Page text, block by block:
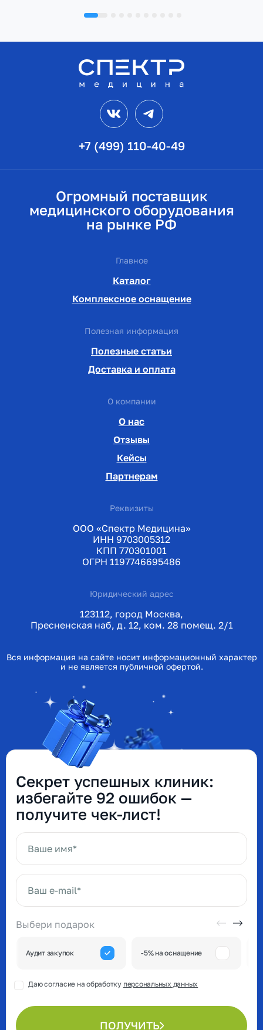
+7 (499) 110-40-49
VK
Огромный поставщик
медицинского оборудования
на рынке РФ
Главное
Каталог
Комплексное оснащение
Полезная информация
Полезные статьи
Доставка и оплата
О компании
О нас
Отзывы
Кейсы
Партнерам
Реквизиты
ООО «Спектр Медицина»
ИНН 9703005312
КПП 770301001
ОГРН 1197746695486
Юридический адрес
123112, город Москва,
Пресненская наб, д. 12, ком. 28 помещ. 2/1
Вся информация на сайте носит информационный характер
и не является публичной офертой.
Секрет успешных клиник:
избегайте 92 ошибок —
получите чек-лист!
Выбери подарок
Аудит закупок -5% на оснащение
Даю согласие на обработку персональных данных
ПОЛУЧИТЬ